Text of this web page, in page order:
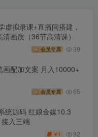
虚拟录课+直播间搭建，
画质（36节高清课）
会员专属 39
画配加文案 月入10000+
会员专属 65
统源码 红娘金媒10.3
入三端
￥ 1 92